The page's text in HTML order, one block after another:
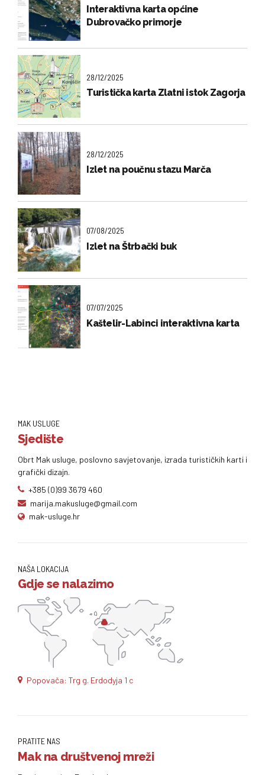
Interaktivna karta općine
Dubrovačko primorje
28/12/2025
Turistička karta Zlatni istok Zagorja
28/12/2025
Izlet na poučnu stazu Marča
07/08/2025
Izlet na Štrbački buk
07/07/2025
Kaštelir-Labinci interaktivna karta
MAK USLUGE
Sjedište
Obrt Mak usluge, poslovno savjetovanje, izrada turističkih karti i
grafički dizajn.
+385 (0)99 3679 460
marija.makusluge@gmail.com
mak-usluge.hr
NAŠA LOKACIJA
Gdje se nalazimo
Popovača: Trg g. Erdodyja 1 c
PRATITE NAS
Mak na društvenoj mreži